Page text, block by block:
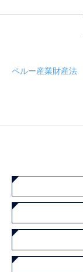
ペルー産業財産法